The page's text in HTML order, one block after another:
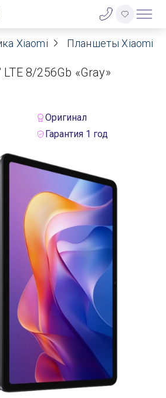
Xiaomi Планшеты Xiaomi
8/256Gb «Gray»
Оригинал
Гарантия 1 год